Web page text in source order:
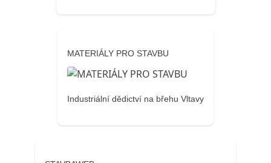
MATERIÁLY PRO STAVBU
Industriální dědictví na břehu Vltavy